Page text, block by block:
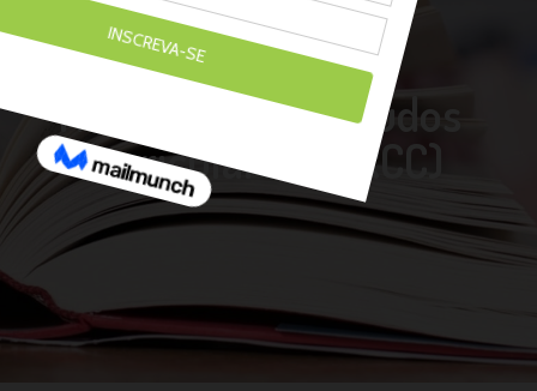
Revisão de Conteúdos
Curriculares - (RCC)